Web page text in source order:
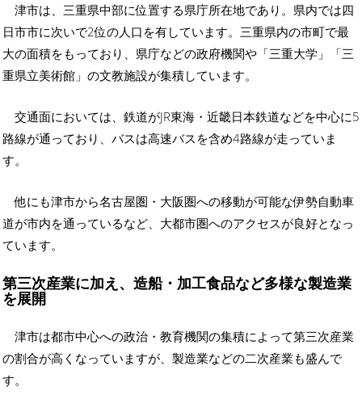
津市は、三重県中部に位置する県庁所在地であり。県内では四
日市市に次いで2位の人口を有しています。三重県内の市町で最
大の面積をもっており、県庁などの政府機関や「三重大学」「三
重県立美術館」の文教施設が集積しています。
交通面においては、鉄道がJR東海・近畿日本鉄道などを中心に5
路線が通っており、バスは高速バスを含め4路線が走っていま
す。
他にも津市から名古屋圏・大阪圏への移動が可能な伊勢自動車
道が市内を通っているなど、大都市圏へのアクセスが良好となっ
ています。
第三次産業に加え、造船・加工食品など多様な製造業
を展開
津市は都市中心への政治・教育機関の集積によって第三次産業
の割合が高くなっていますが、製造業などの二次産業も盛んで
す。